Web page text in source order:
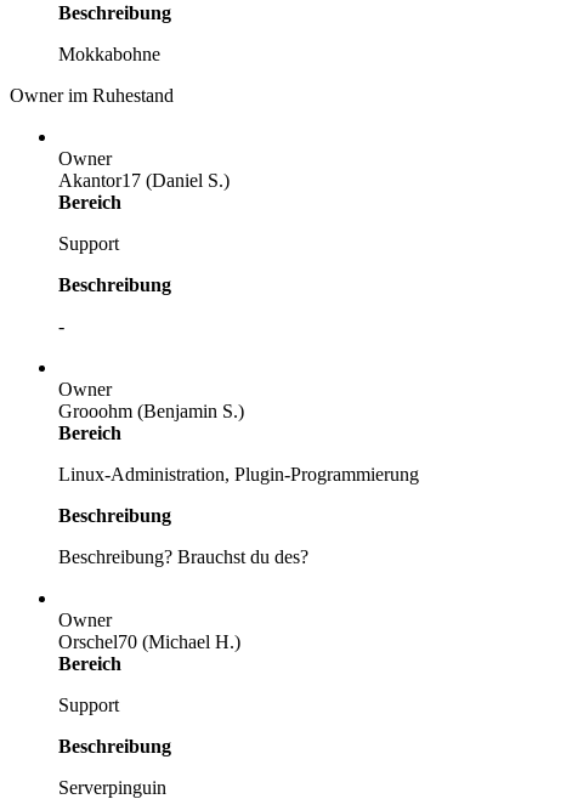
Beschreibung
Mokkabohne
Owner im Ruhestand
Owner
Akantor17 (Daniel S.)
Bereich
Support
Beschreibung
-
Owner
Grooohm (Benjamin S.)
Bereich
Linux-Administration, Plugin-Programmierung
Beschreibung
Beschreibung? Brauchst du des?
Owner
Orschel70 (Michael H.)
Bereich
Support
Beschreibung
Serverpinguin